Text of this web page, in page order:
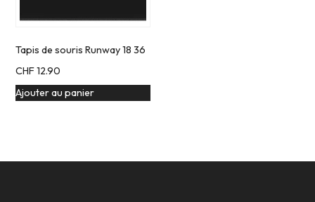
Tapis de souris Runway 18 36
CHF12.90
Ajouter au panier